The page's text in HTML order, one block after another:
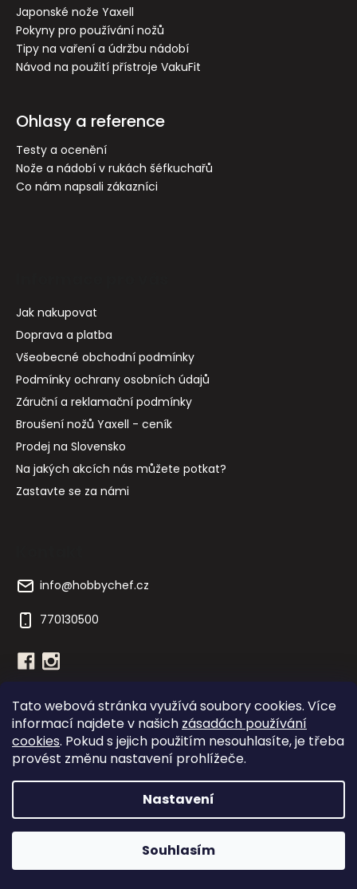
Tato webová stránka využívá soubory cookies. Více
informací najdete v našich zásadách používání
cookies. Pokud s jejich použitím nesouhlasíte, je třeba
provést změnu nastavení prohlížeče.
Nastavení
Souhlasím
Japonské nože Yaxell
Pokyny pro používání nožů
Tipy na vaření a údržbu nádobí
Návod na použití přístroje VakuFit
Ohlasy a reference
Testy a ocenění
Nože a nádobí v rukách šéfkuchařů
Co nám napsali zákazníci
Jak nakupovat
Doprava a platba
Všeobecné obchodní podmínky
Podmínky ochrany osobních údajů
Záruční a reklamační podmínky
Broušení nožů Yaxell - ceník
Prodej na Slovensko
Na jakých akcích nás můžete potkat?
Zastavte se za námi
info@hobbychef.cz
770130500
yaxell.jp yaxell.cz cobb-gril.cz
Vytvořil Shoptet
Copyright 2026Hobby Chef. Všechna práva vyhrazena.